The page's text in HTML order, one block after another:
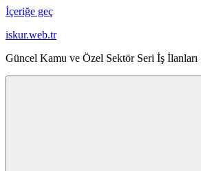
İçeriğe geç
iskur.web.tr
Güncel Kamu ve Özel Sektör Seri İş İlanları